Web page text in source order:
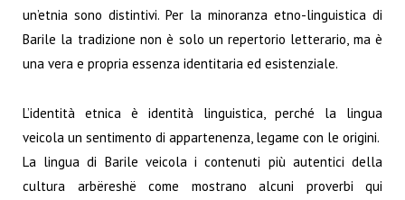
un’etnia sono distintivi. Per la minoranza etno-linguistica di
Barile la tradizione non è solo un repertorio letterario, ma è
una vera e propria essenza identitaria ed esistenziale.
L’identità etnica è identità linguistica, perché la lingua
veicola un sentimento di appartenenza, legame con le origini.
La lingua di Barile veicola i contenuti più autentici della
cultura arbëreshë come mostrano alcuni proverbi qui